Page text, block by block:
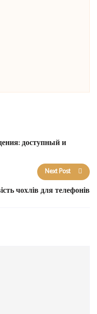
доступный и
Next Post
чохлів для телефонів